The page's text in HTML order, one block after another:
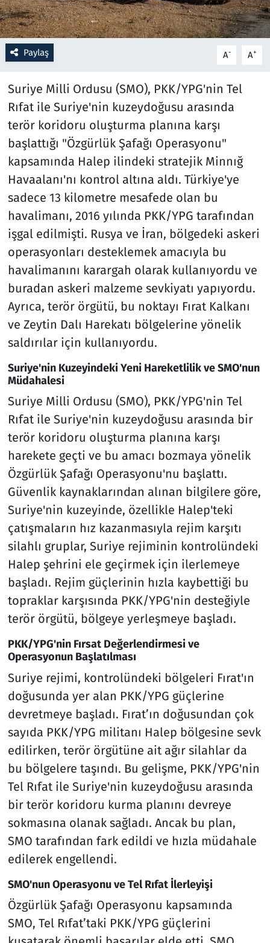
Paylaş A- A+
Suriye Milli Ordusu (SMO), PKK/YPG'nin Tel
Rıfat ile Suriye'nin kuzeydoğusu arasında
terör koridoru oluşturma planına karşı
başlattığı "Özgürlük Şafağı Operasyonu"
kapsamında Halep ilindeki stratejik Minnığ
Havaalanı'nı kontrol altına aldı. Türkiye'ye
sadece 13 kilometre mesafede olan bu
havalimanı, 2016 yılında PKK/YPG tarafından
işgal edilmişti. Rusya ve İran, bölgedeki askeri
operasyonları desteklemek amacıyla bu
havalimanını karargah olarak kullanıyordu ve
buradan askeri malzeme sevkiyatı yapıyordu.
Ayrıca, terör örgütü, bu noktayı Fırat Kalkanı
ve Zeytin Dalı Harekatı bölgelerine yönelik
saldırılar için kullanıyordu.
Suriye'nin Kuzeyindeki Yeni Hareketlilik ve SMO'nun
Müdahalesi
Suriye Milli Ordusu (SMO), PKK/YPG'nin Tel
Rıfat ile Suriye'nin kuzeydoğusu arasında bir
terör koridoru oluşturma planına karşı
harekete geçti ve bu amacı bozmaya yönelik
Özgürlük Şafağı Operasyonu'nu başlattı.
Güvenlik kaynaklarından alınan bilgilere göre,
Suriye'nin kuzeyinde, özellikle Halep'teki
çatışmaların hız kazanmasıyla rejim karşıtı
silahlı gruplar, Suriye rejiminin kontrolündeki
Halep şehrini ele geçirmek için ilerlemeye
başladı. Rejim güçlerinin hızla kaybettiği bu
topraklar karşısında PKK/YPG'nin desteğiyle
terör örgütü, bölgeye yerleşmeye başladı.
PKK/YPG'nin Fırsat Değerlendirmesi ve
Operasyonun Başlatılması
Suriye rejimi, kontrolündeki bölgeleri Fırat'ın
doğusunda yer alan PKK/YPG güçlerine
devretmeye başladı. Fırat’ın doğusundan çok
sayıda PKK/YPG militanı Halep bölgesine sevk
edilirken, terör örgütüne ait ağır silahlar da
bu bölgelere taşındı. Bu gelişme, PKK/YPG'nin
Tel Rıfat ile Suriye'nin kuzeydoğusu arasında
bir terör koridoru kurma planını devreye
sokmasına olanak sağladı. Ancak bu plan,
SMO tarafından fark edildi ve hızla müdahale
edilerek engellendi.
SMO'nun Operasyonu ve Tel Rıfat İlerleyişi
Özgürlük Şafağı Operasyonu kapsamında
SMO, Tel Rıfat’taki PKK/YPG güçlerini
Seçim 2023
Spor
Televizyon